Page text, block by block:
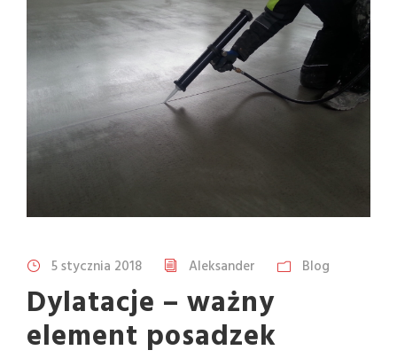
5 stycznia 2018 Aleksander Blog
Dylatacje – ważny
element posadzek